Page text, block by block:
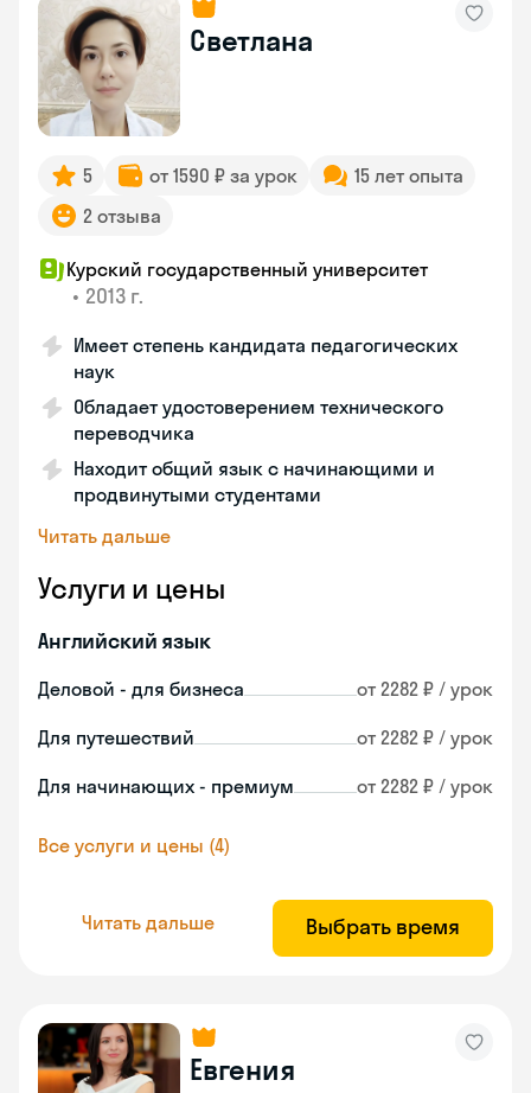
Светлана
5 от 1590 ₽ за урок
15 лет опыта
2 отзыва
Курский государственный университет
• 2013 г.
Имеет степень кандидата педагогических
наук
Обладает удостоверением технического
переводчика
Находит общий язык с начинающими и
продвинутыми студентами
Читать дальше
Услуги и цены
Английский язык
Деловой - для бизнеса от 2282 ₽ / урок
Для путешествий от 2282 ₽ / урок
Для начинающих - премиум от 2282 ₽ / урок
Все услуги и цены (4)
Читать дальше Выбрать время
Евгения